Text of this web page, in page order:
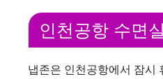
인천공항 수면
냅존은 인천공항에서 잠시